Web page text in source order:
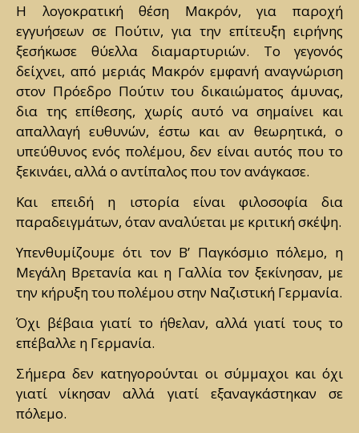
Η λογοκρατική θέση Μακρόν, για παροχή
εγγυήσεων σε Πούτιν, για την επίτευξη ειρήνης
ξεσήκωσε θύελλα διαμαρτυριών. Το γεγονός
δείχνει, από μεριάς Μακρόν εμφανή αναγνώριση
στον Πρόεδρο Πούτιν του δικαιώματος άμυνας,
δια της επίθεσης, χωρίς αυτό να σημαίνει και
απαλλαγή ευθυνών, έστω και αν θεωρητικά, ο
υπεύθυνος ενός πολέμου, δεν είναι αυτός που το
ξεκινάει, αλλά ο αντίπαλος που τον ανάγκασε.
Και επειδή η ιστορία είναι φιλοσοφία δια
παραδειγμάτων, όταν αναλύεται με κριτική σκέψη.
Υπενθυμίζουμε ότι τον Β’ Παγκόσμιο πόλεμο, η
Μεγάλη Βρετανία και η Γαλλία τον ξεκίνησαν, με
την κήρυξη του πολέμου στην Ναζιστική Γερμανία.
Όχι βέβαια γιατί το ήθελαν, αλλά γιατί τους το
επέβαλλε η Γερμανία.
Σήμερα δεν κατηγορούνται οι σύμμαχοι και όχι
γιατί νίκησαν αλλά γιατί εξαναγκάστηκαν σε
πόλεμο.